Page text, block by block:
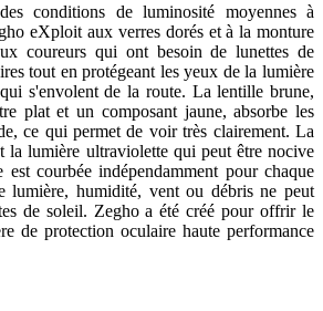
conditions de luminosité moyennes à
eXploit aux verres dorés et à la monture
coureurs qui ont besoin de lunettes de
tout en protégeant les yeux de la lumière
s'envolent de la route. La lentille brune,
plat et un composant jaune, absorbe les
ce qui permet de voir très clairement. La
la lumière ultraviolette qui peut être nocive
courbée indépendamment pour chaque
lumière, humidité, vent ou débris ne peut
de soleil. Zegho a été créé pour offrir le
de protection oculaire haute performance